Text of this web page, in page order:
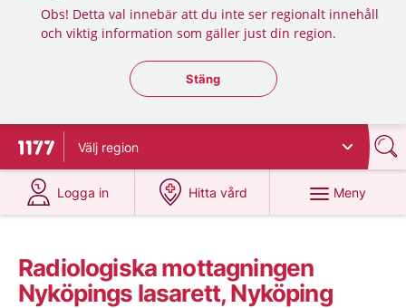
Obs! Detta val innebär att du inte ser regionalt innehåll
och viktig information som gäller just din region.
Stäng regionsväljaren
Stäng
Till startsidan för 1177
Välj region
Logga in
på 1177.se
Hitta vård
på 1177.se
Meny
Radiologiska mottagningen
Nyköpings lasarett, Nyköping